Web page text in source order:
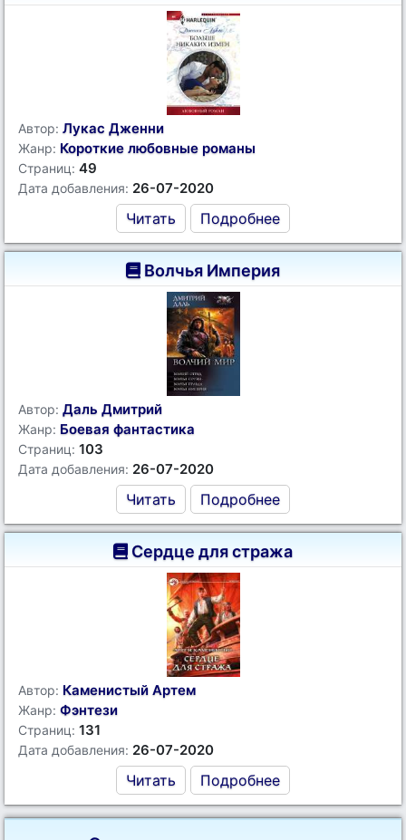
Автор: Лукас Дженни
Жанр: Короткие любовные романы
Страниц: 49
Дата добавления: 26-07-2020
Читать Подробнее
Волчья Империя
Автор: Даль Дмитрий
Жанр: Боевая фантастика
Страниц: 103
Дата добавления: 26-07-2020
Читать Подробнее
Сердце для стража
Автор: Каменистый Артем
Жанр: Фэнтези
Страниц: 131
Дата добавления: 26-07-2020
Читать Подробнее